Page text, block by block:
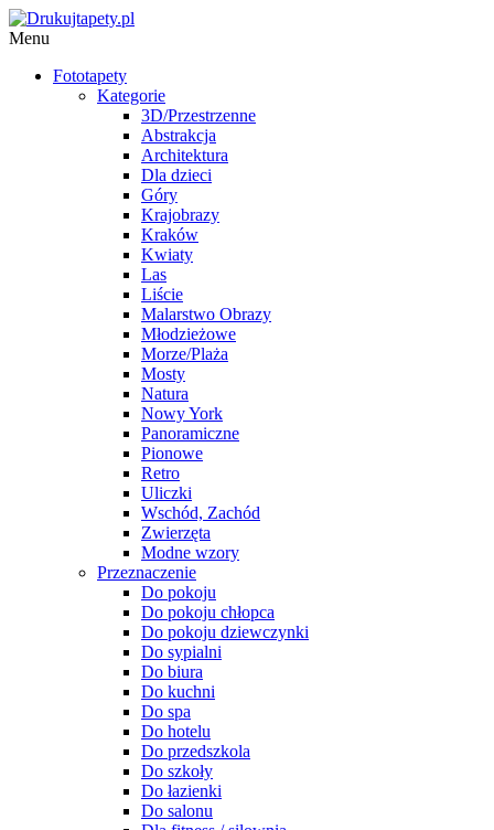
Menu
Fototapety
Kategorie
3D/Przestrzenne
Abstrakcja
Architektura
Dla dzieci
Góry
Krajobrazy
Kraków
Kwiaty
Las
Liście
Malarstwo Obrazy
Młodzieżowe
Morze/Plaża
Mosty
Natura
Nowy York
Panoramiczne
Pionowe
Retro
Uliczki
Wschód, Zachód
Zwierzęta
Modne wzory
Przeznaczenie
Do pokoju
Do pokoju chłopca
Do pokoju dziewczynki
Do sypialni
Do biura
Do kuchni
Do spa
Do hotelu
Do przedszkola
Do szkoły
Do łazienki
Do salonu